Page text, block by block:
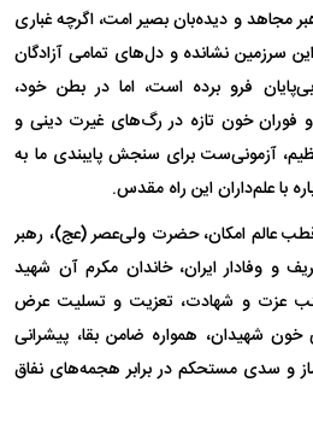
مجاهد و دیده‌بان بصیر امت، اگرچه غباری
سرزمین نشانده و دل‌های تمامی آزادگان
فرو برده است، اما در بطن خود،
فوران خون تازه در رگ‌های غیرت دینی و
آزمونی‌ست برای سنجش پایبندی ما به
با علم‌داران این راه مقدس.
عالم امکان، حضرت ولی‌عصر (عج)، رهبر
و وفادار ایران، خاندان مکرم آن شهید
عزت و شهادت، تعزیت و تسلیت عرض
شهیدان، همواره ضامن بقا، پیشرانی
و سدی مستحکم در برابر هجمه‌های نفاق